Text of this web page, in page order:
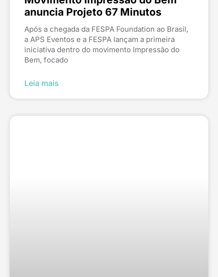
anuncia Projeto 67 Minutos
Após a chegada da FESPA Foundation ao Brasil,
a APS Eventos e a FESPA lançam a primeira
iniciativa dentro do movimento Impressão do
Bem, focado
Leia mais